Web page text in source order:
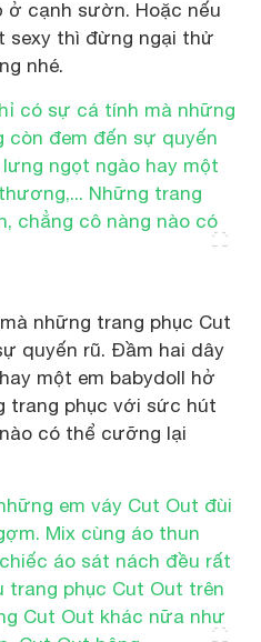
cạnh sườn. Hoặc nếu
sexy thì đừng ngại thử
nhé.
những trang phục Cut
quyến rũ. Đầm hai dây
một em babydoll hở
trang phục với sức hút
có thể cưỡng lại